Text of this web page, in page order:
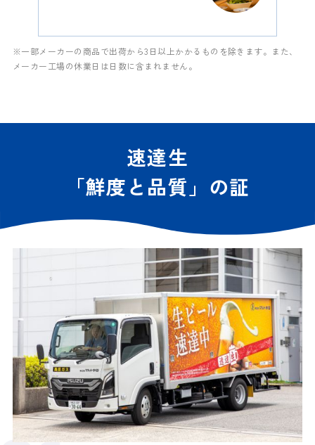
※一部メーカーの商品で出荷から3日以上かかるものを除きます。また、
メーカー工場の休業日は日数に含まれません。
速達生
「鮮度と品質」の証